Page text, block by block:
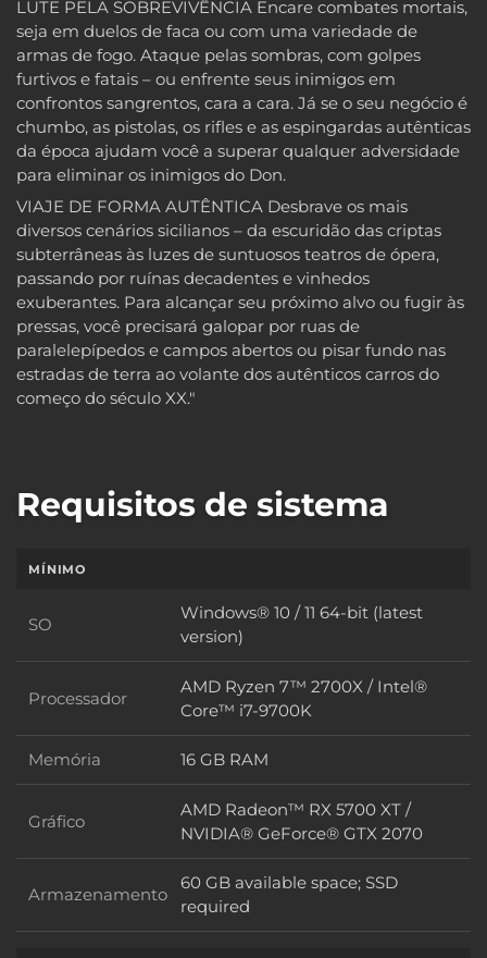
LUTE PELA SOBREVIVÊNCIA Encare combates mortais,
seja em duelos de faca ou com uma variedade de
armas de fogo. Ataque pelas sombras, com golpes
furtivos e fatais – ou enfrente seus inimigos em
confrontos sangrentos, cara a cara. Já se o seu negócio é
chumbo, as pistolas, os rifles e as espingardas autênticas
da época ajudam você a superar qualquer adversidade
para eliminar os inimigos do Don.
VIAJE DE FORMA AUTÊNTICA Desbrave os mais
diversos cenários sicilianos – da escuridão das criptas
subterrâneas às luzes de suntuosos teatros de ópera,
passando por ruínas decadentes e vinhedos
exuberantes. Para alcançar seu próximo alvo ou fugir às
pressas, você precisará galopar por ruas de
paralelepípedos e campos abertos ou pisar fundo nas
estradas de terra ao volante dos autênticos carros do
começo do século XX."
Requisitos de sistema
MÍNIMO
SO SO
Windows® 10 / 11 64-bit (latest
version)
Processador Processador
AMD Ryzen 7™ 2700X / Intel®
Core™ i7-9700K
Memória Memória
16 GB RAM
Gráfico Gráfico
AMD Radeon™ RX 5700 XT /
NVIDIA® GeForce® GTX 2070
Armazenamento Armazenamento
60 GB available space; SSD
required